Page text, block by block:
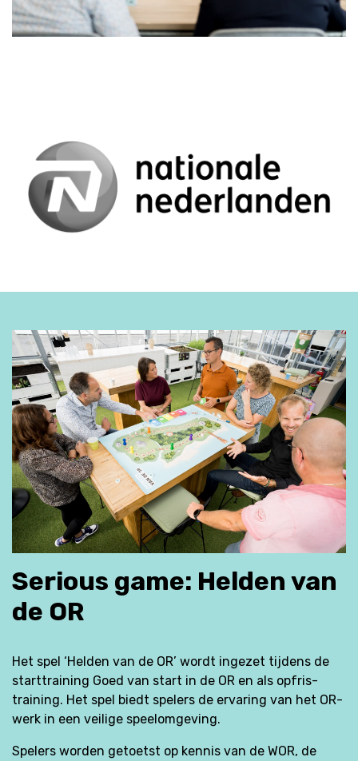
Serious game: Helden van
de OR
Het spel ‘Helden van de OR’ wordt ingezet tijdens de
starttraining Goed van start in de OR en als opfris-
training. Het spel biedt spelers de ervaring van het OR-
werk in een veilige speelomgeving.
Spelers worden getoetst op kennis van de WOR, de